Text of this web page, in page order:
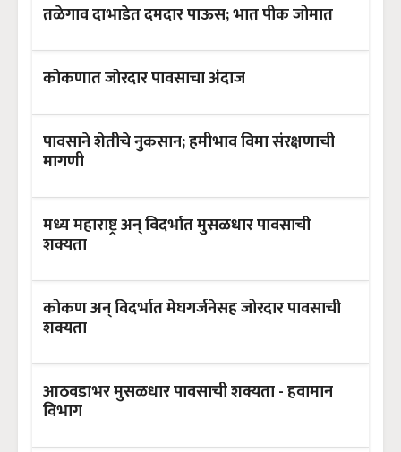
तळेगाव दाभाडेत दमदार पाऊस; भात पीक जोमात
कोकणात जोरदार पावसाचा अंदाज
पावसाने शेतीचे नुकसान; हमीभाव विमा संरक्षणाची
मागणी
मध्य महाराष्ट्र अन् विदर्भात मुसळधार पावसाची
शक्यता
कोकण अन् विदर्भात मेघगर्जनेसह जोरदार पावसाची
शक्यता
आठवडाभर मुसळधार पावसाची शक्यता - हवामान
विभाग